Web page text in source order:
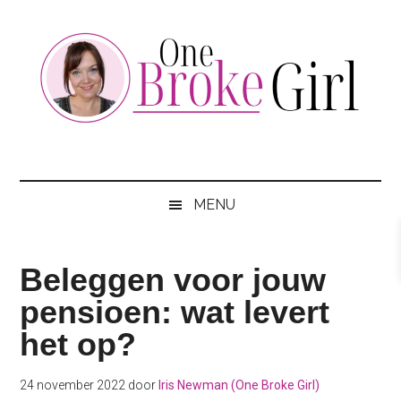
content
secondary
MENU
Beleggen voor jouw
pensioen: wat levert
het op?
24 november 2022 door Iris Newman (One Broke Girl)